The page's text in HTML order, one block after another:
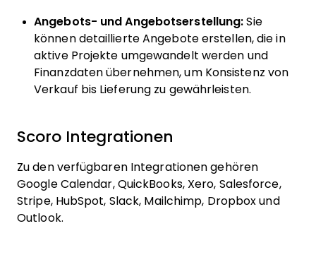
Angebots- und Angebotserstellung: Sie
können detaillierte Angebote erstellen, die in
aktive Projekte umgewandelt werden und
Finanzdaten übernehmen, um Konsistenz von
Verkauf bis Lieferung zu gewährleisten.
Scoro Integrationen
Zu den verfügbaren Integrationen gehören
Google Calendar, QuickBooks, Xero, Salesforce,
Stripe, HubSpot, Slack, Mailchimp, Dropbox und
Outlook.